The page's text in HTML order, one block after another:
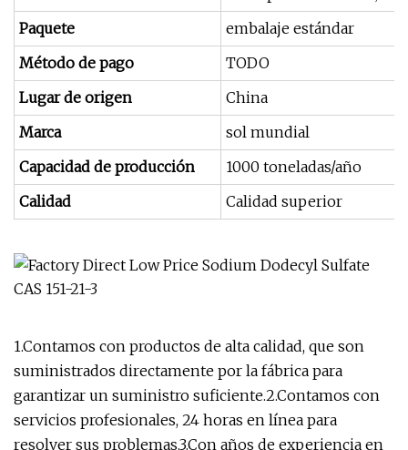
Paquete
embalaje estándar
Método de pago
TODO
Lugar de origen
China
Marca
sol mundial
Capacidad de producción
1000 toneladas/año
Calidad
Calidad superior
1.Contamos con productos de alta calidad, que son
suministrados directamente por la fábrica para
garantizar un suministro suficiente.2.Contamos con
servicios profesionales, 24 horas en línea para
resolver sus problemas.3.Con años de experiencia en